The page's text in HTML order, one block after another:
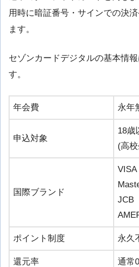
用時に暗証番号・サインでの決
ます。
セゾンカードデジタルの基本情
す。
年会費 永年
申込対象
18歳
(高
国際ブランド
VISA
JCB
ポイント制度 永久
還元率 通常